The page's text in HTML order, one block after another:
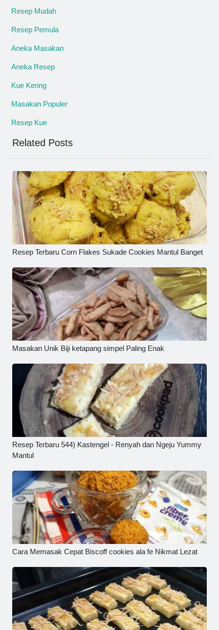
Resep Mudah
Resep Pemula
Aneka Masakan
Aneka Resep
Kue Kering
Masakan Populer
Resep Kue
Related Posts
Resep Terbaru Corn Flakes Sukade Cookies Mantul Banget
Masakan Unik Biji ketapang simpel Paling Enak
Resep Terbaru 544) Kastengel - Renyah dan Ngeju Yummy
Mantul
Cara Memasak Cepat Biscoff cookies ala fe Nikmat Lezat